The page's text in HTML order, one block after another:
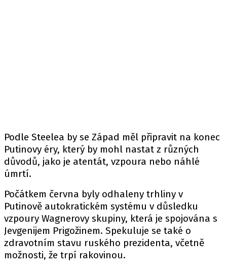
Podle Steelea by se Západ měl připravit na konec
Putinovy éry, který by mohl nastat z různých
důvodů, jako je atentát, vzpoura nebo náhlé
úmrtí.
Počátkem června byly odhaleny trhliny v
Putinově autokratickém systému v důsledku
vzpoury Wagnerovy skupiny, která je spojována s
Jevgenijem Prigožinem. Spekuluje se také o
zdravotním stavu ruského prezidenta, včetně
možnosti, že trpí rakovinou.